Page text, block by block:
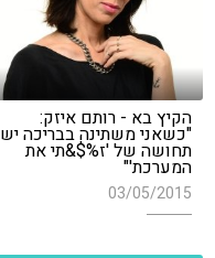
הקיץ בא - רותם איזק:
"כשאני משתינה בבריכה יש
תחושה של 'ז%$&תי את
המערכת'"
03/05/2015